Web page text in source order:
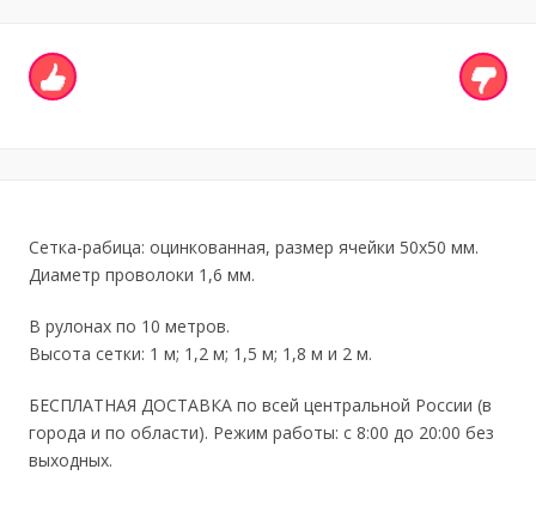
Сетка-рабица: оцинкованная, размер ячейки 50х50 мм.
Диаметр проволоки 1,6 мм.
В рулонах по 10 метров.
Высота сетки: 1 м; 1,2 м; 1,5 м; 1,8 м и 2 м.
БЕСПЛАТНАЯ ДОСТАВКА по всей центральной России (в
города и по области). Режим работы: с 8:00 до 20:00 без
выходных.